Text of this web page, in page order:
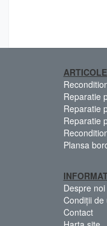
Reparatie
Reparatie
Reparatie
Plansa
Despre noi
Condiții de
Contact